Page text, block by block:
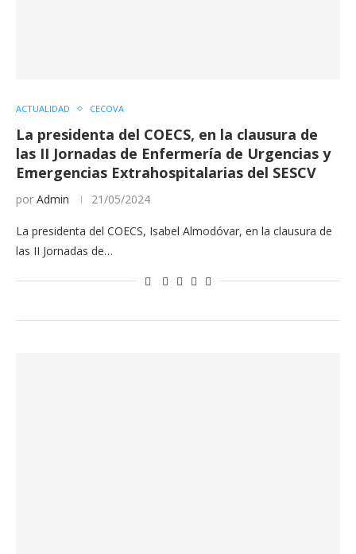
ACTUALIDAD CECOVA
La presidenta del COECS, en la clausura de
las II Jornadas de Enfermería de Urgencias y
Emergencias Extrahospitalarias del SESCV
por Admin 21/05/2024
La presidenta del COECS, Isabel Almodóvar, en la clausura de
las II Jornadas de…